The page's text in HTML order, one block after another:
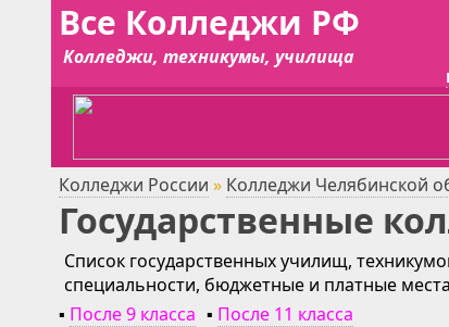
Все Колледжи РФ
Колледжи, техникумы, училища
Колледжи России » Колледжи Челябинской
Государственные
Список государственных училищ,
специальности, бюджетные и платные
▪ После 9 класса ▪ После 11 класса